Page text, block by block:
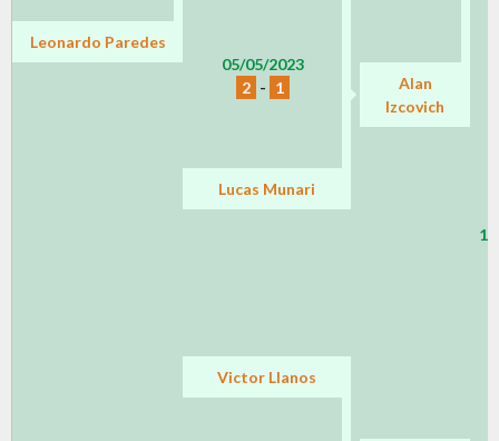
05/05/2023
2 - 1
Leonardo Paredes
Alan
Izcovich
Lucas Munari
Victor Llanos